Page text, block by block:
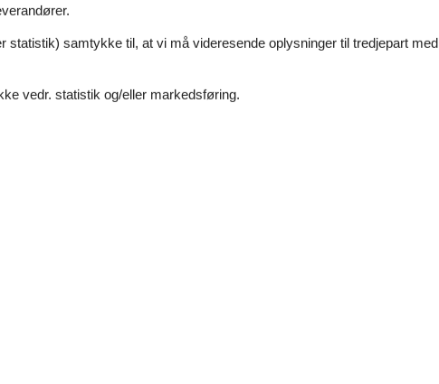
4,4
4,0
4,7
statistik) samtykke til, at vi må videresende oplysninger til tredjepart med
vedr. statistik og/eller markedsføring.